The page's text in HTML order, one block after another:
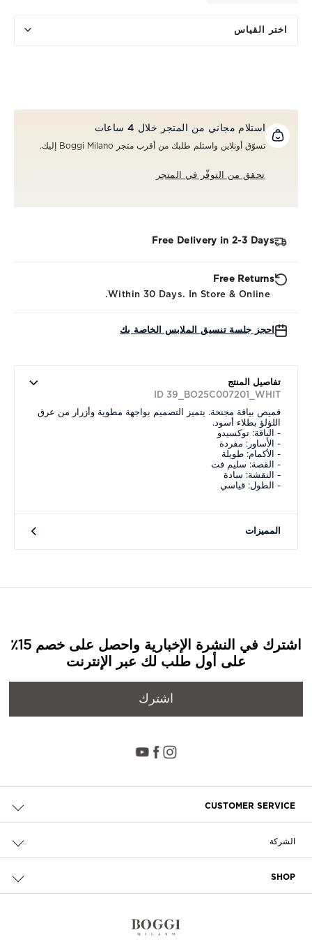
اختر القياس
استلام مجاني من المتجر خلال 4 ساعات
تسوّق أونلاين واستلم طلبك من أقرب متجر Boggi Milano إليك.
تحقق من التوفّر في المتجر
Free Delivery in 2-3 Days
Free Returns
Within 30 Days. In Store & Online.
احجز جلسة تنسيق الملابس الخاصة بك
تفاصيل المنتج
ID 39_BO25C007201_WHIT
قميص بياقة مجنحة. يتميز التصميم بواجهة مطوية وأزرار من عرق
اللؤلؤ بطلاء أسود.
- الياقة: توكسيدو
- الأساور: مفردة
- الأكمام: طويلة
- القصة: سليم فت
- النقشة: سادة
- الطول: قياسي
المميزات
اشترك في النشرة الإخبارية واحصل على خصم 15٪
على أول طلب لك عبر الإنترنت
اشترك
CUSTOMER SERVICE
الدفع
إرجاع مجاني
الشركة
SHOP